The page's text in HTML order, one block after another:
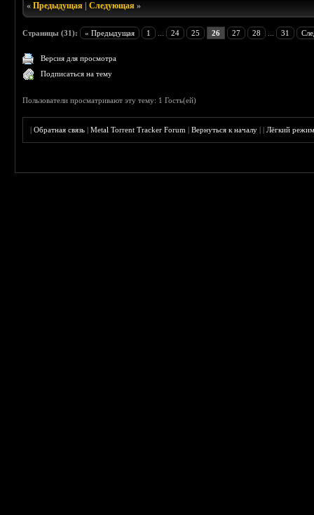
«Предыдущая |Следующая »
Страницы (31): « Предыдущая 1 24 25 26 27 28 31
Версия для просмотра
Подписаться на тему
Пользователи просматривают эту тему: 1 Гость(ей)
|Обратная связь |Metal Torrent Tracker Forum |Вернуться к началу ||Лёгкий